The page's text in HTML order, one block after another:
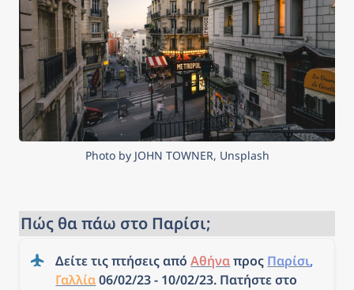
Photo by JOHN TOWNER, Unsplash
Πώς θα πάω στο Παρίσι;
Δείτε τις πτήσεις από Αθήνα προς Παρίσι
Γαλλία 06/02/23 - 10/02/23. Πατήστε στο